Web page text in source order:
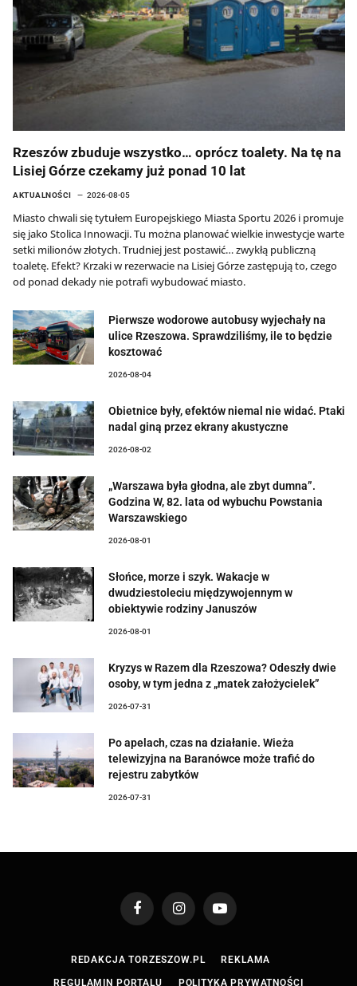
Rzeszów zbuduje wszystko… oprócz toalety. Na tę na
Lisiej Górze czekamy już ponad 10 lat
AKTUALNOŚCI 2026-08-05
Miasto chwali się tytułem Europejskiego Miasta Sportu 2026 i promuje
się jako Stolica Innowacji. Tu można planować wielkie inwestycje warte
setki milionów złotych. Trudniej jest postawić… zwykłą publiczną
toaletę. Efekt? Krzaki w rezerwacie na Lisiej Górze zastępują to, czego
od ponad dekady nie potrafi wybudować miasto.
Pierwsze wodorowe autobusy wyjechały na
ulice Rzeszowa. Sprawdziliśmy, ile to będzie
kosztować
2026-08-04
Obietnice były, efektów niemal nie widać. Ptaki
nadal giną przez ekrany akustyczne
2026-08-02
„Warszawa była głodna, ale zbyt dumna”.
Godzina W, 82. lata od wybuchu Powstania
Warszawskiego
2026-08-01
Słońce, morze i szyk. Wakacje w
dwudziestoleciu międzywojennym w
obiektywie rodziny Januszów
2026-08-01
Kryzys w Razem dla Rzeszowa? Odeszły dwie
osoby, w tym jedna z „matek założycielek”
2026-07-31
Po apelach, czas na działanie. Wieża
telewizyjna na Baranówce może trafić do
rejestru zabytków
2026-07-31
FacebookInstagramYouTube
REDAKCJA TORZESZOW.PL REKLAMA
REGULAMIN PORTALU POLITYKA PRYWATNOŚCI